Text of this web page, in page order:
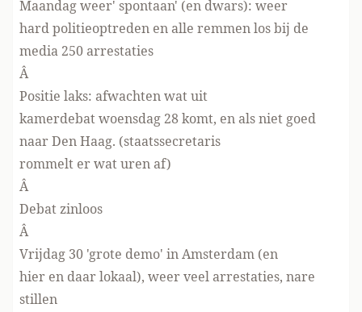
Maandag weer' spontaan' (en dwars): weer
hard politieoptreden en alle remmen los bij de
media 250 arrestaties
Â
Positie laks: afwachten wat uit
kamerdebat woensdag 28 komt, en als niet goed
naar Den Haag. (staatssecretaris
rommelt er wat uren af)
Â
Debat zinloos
Â
Vrijdag 30 'grote demo' in Amsterdam (en
hier en daar lokaal), weer veel arrestaties, nare
stillen